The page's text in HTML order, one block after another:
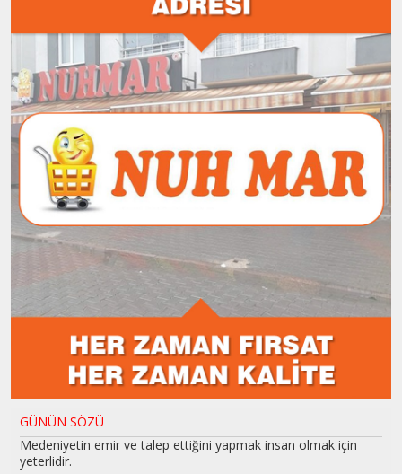
GÜNÜN SÖZÜ
Medeniyetin emir ve talep ettiğini yapmak insan olmak için
yeterlidir.